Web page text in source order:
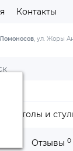
Контакты
, ул. Жоры
Столы и
Отзывы 0
Стол